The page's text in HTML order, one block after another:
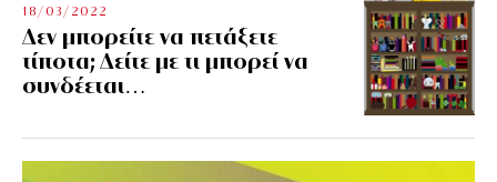
18/03/2022
Δεν μπορείτε να πετάξετε
τίποτα; Δείτε με τι μπορεί να
συνδέεται…